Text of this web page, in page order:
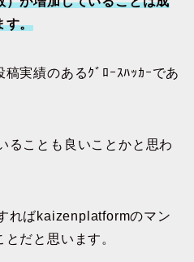
す。
実績のあるｸﾞﾛｰｽﾊｯｶｰであ
ることも良いことかと思わ
ればkaizenplatformのマン
だと思います。